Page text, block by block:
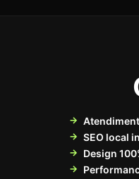
SEO local
Design